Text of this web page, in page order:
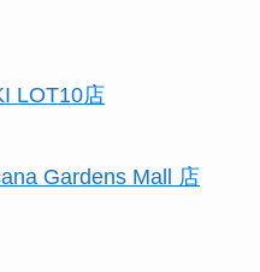
LOT10店
Gardens Mall 店